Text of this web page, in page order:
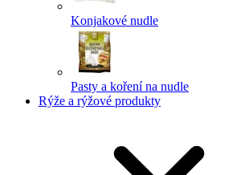
Konjakové nudle
Pasty a koření na nudle
Rýže a rýžové produkty